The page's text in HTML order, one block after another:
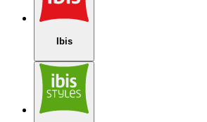
Ibis